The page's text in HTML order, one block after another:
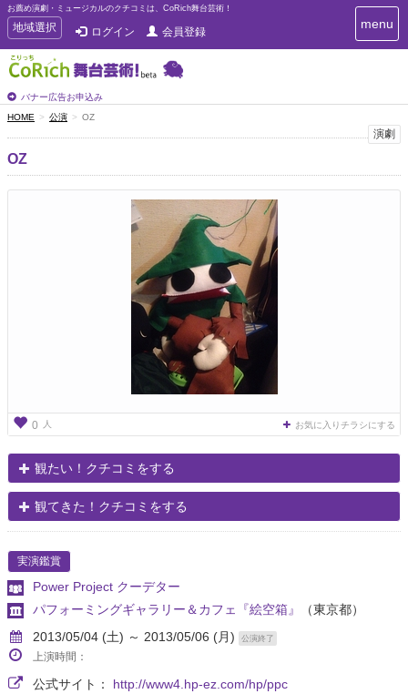
お薦め演劇・ミュージカルのクチコミは、CoRich舞台芸術！
T
o
g
g
e
n
a
v
i
地域選択 ログイン 会員登録
バナー広告お申込み
T
o
i
menu
HOME 公演 OZ
演劇
OZ
0 人 お気に入りチラシにする
観たい！クチコミをする
観てきた！クチコミをする
実演鑑賞
Power Project クーデター
パフォーミングギャラリー＆カフェ『絵空箱』
（東京都）
2013/05/04 (土) ～ 2013/05/06 (月)
公演終了
上演時間：
公式サイト： http://www4.hp-ez.com/hp/ppc